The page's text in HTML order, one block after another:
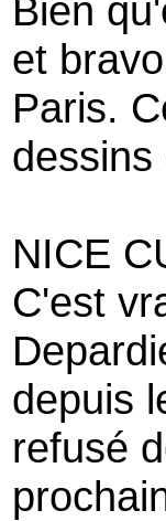
Bien
et
Paris.
NICE
C'est
depuis
refusé